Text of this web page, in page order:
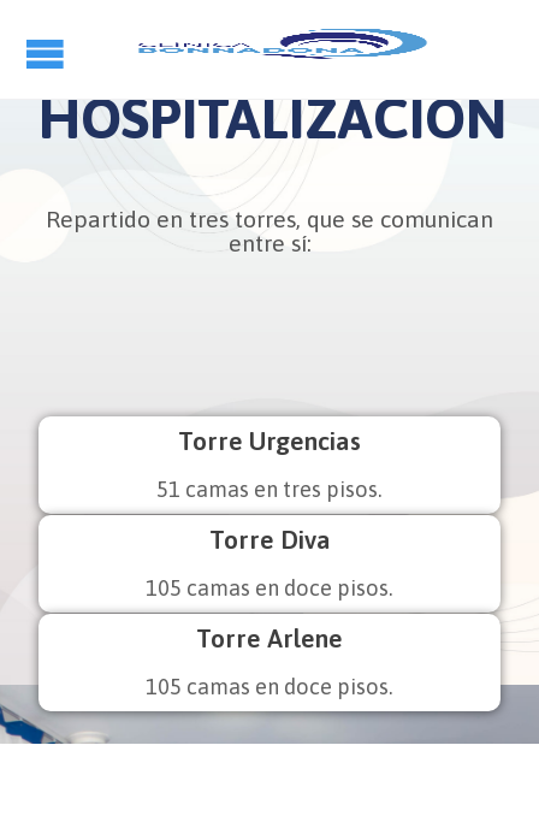
HOSPITALIZACIÓN
Repartido en tres torres, que se comunican
entre sí:
Torre Urgencias
51 camas en tres pisos.
Torre Diva
105 camas en doce pisos.
Torre Arlene
105 camas en doce pisos.